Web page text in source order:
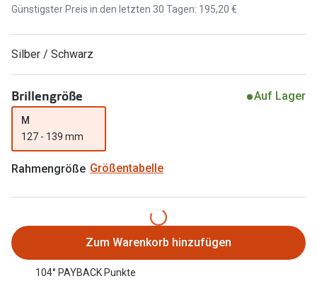
Ratgeber
Gleitsicht Ratgeber
Brillenpass richtig lesen
Alle Brillen Ratgeber
Angebote
20% auf selbsttönende Gläser
Back to School: 50% auf die zweite Kinderbrille
Trends
Nuance Audio Brille
alle
Ray-Ban
Farbe
Zubehör
Günstigster Preis in den letzten 30 Tagen: 195,20 €
Silber / Schwarz
Brillengröße Auf Lager
M
127 - 139 mm
Rahmengröße Größentabelle
Zum Warenkorb hinzufügen
104° PAYBACK Punkte